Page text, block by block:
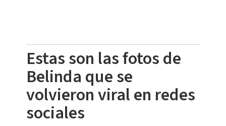
Estas son las fotos de
Belinda que se
volvieron viral en redes
sociales